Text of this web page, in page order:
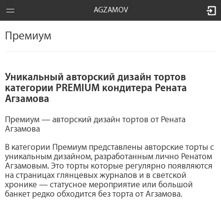
AGZAMOV
Премиум
Уникальный авторский дизайн тортов
категории PREMIUM кондитера Рената
Агзамова
Премиум — авторский дизайн тортов от Рената
Агзамова
В категории Премиум представлены авторские торты с
уникальным дизайном, разработанным лично Ренатом
Агзамовым. Это торты которые регулярно появляются
на страницах глянцевых журналов и в светской
хронике — статусное мероприятие или большой
банкет редко обходится без торта от Агзамова.